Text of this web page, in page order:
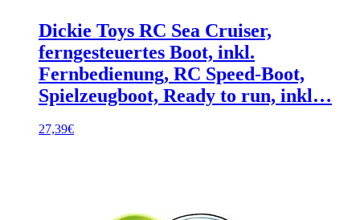
Dickie Toys RC Sea Cruiser,
ferngesteuertes Boot, inkl.
Fernbedienung, RC Speed-Boot,
Spielzeugboot, Ready to run, inkl…
27,39€